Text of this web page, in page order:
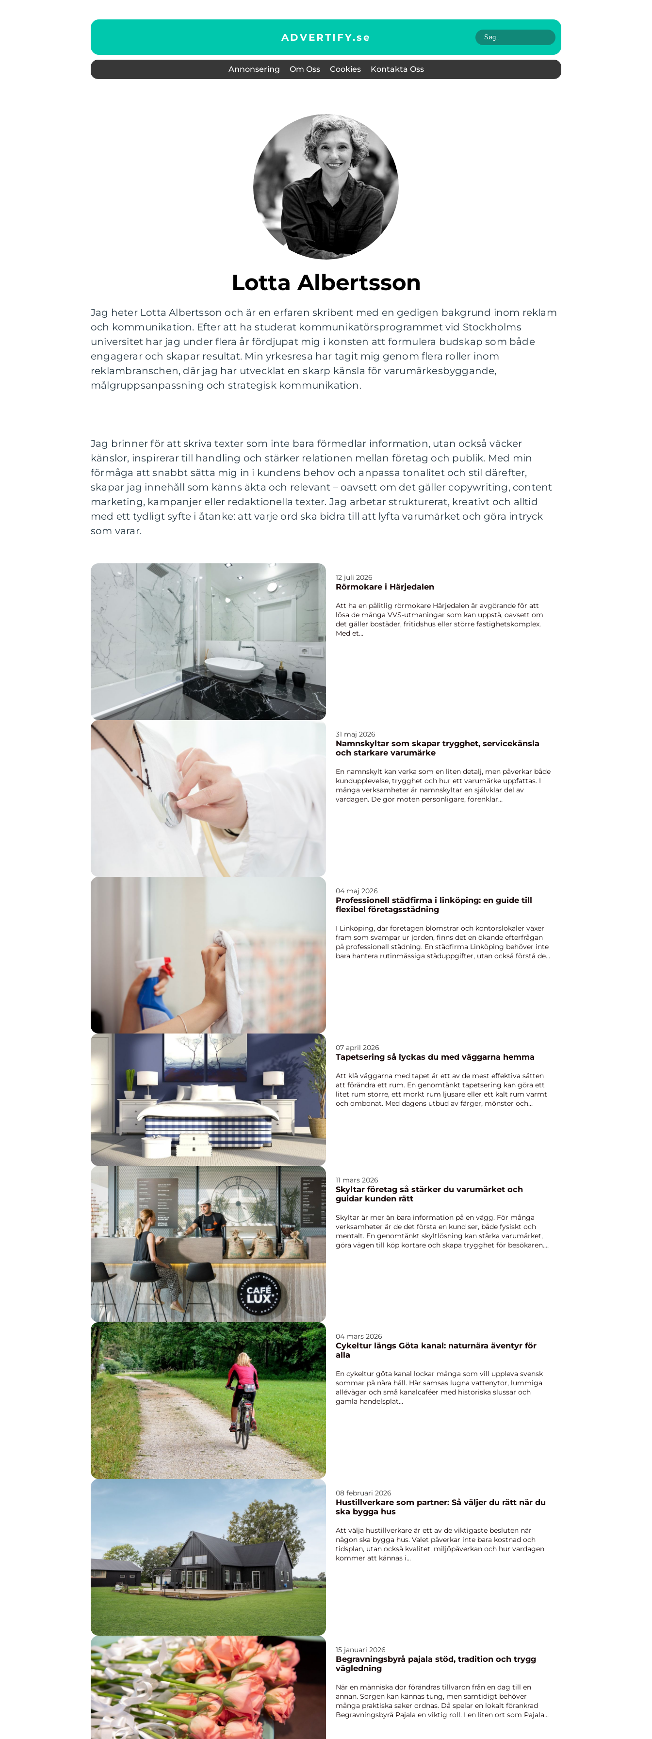
ADVERTIFY.se
Annonsering Om Oss Cookies Kontakta Oss
Lotta Albertsson
Jag heter Lotta Albertsson och är en erfaren skribent med en gedigen bakgrund inom reklam
och kommunikation. Efter att ha studerat kommunikatörsprogrammet vid Stockholms
universitet har jag under flera år fördjupat mig i konsten att formulera budskap som både
engagerar och skapar resultat. Min yrkesresa har tagit mig genom flera roller inom
reklambranschen, där jag har utvecklat en skarp känsla för varumärkesbyggande,
målgruppsanpassning och strategisk kommunikation.
Jag brinner för att skriva texter som inte bara förmedlar information, utan också väcker
känslor, inspirerar till handling och stärker relationen mellan företag och publik. Med min
förmåga att snabbt sätta mig in i kundens behov och anpassa tonalitet och stil därefter,
skapar jag innehåll som känns äkta och relevant – oavsett om det gäller copywriting, content
marketing, kampanjer eller redaktionella texter. Jag arbetar strukturerat, kreativt och alltid
med ett tydligt syfte i åtanke: att varje ord ska bidra till att lyfta varumärket och göra intryck
som varar.
12 juli 2026
Rörmokare i Härjedalen
Att ha en pålitlig rörmokare Härjedalen är avgörande för att
lösa de många VVS-utmaningar som kan uppstå, oavsett om
det gäller bostäder, fritidshus eller större fastighetskomplex.
Med et...
31 maj 2026
Namnskyltar som skapar trygghet, servicekänsla
och starkare varumärke
En namnskylt kan verka som en liten detalj, men påverkar både
kundupplevelse, trygghet och hur ett varumärke uppfattas. I
många verksamheter är namnskyltar en självklar del av
vardagen. De gör möten personligare, förenklar
04 maj 2026
Professionell städfirma i linköping: en guide till
flexibel företagsstädning
I Linköping, där företagen blomstrar och kontorslokaler växer
fram som svampar ur jorden, finns det en ökande efterfrågan
på professionell städning. En städfirma Linköping behöver inte
bara hantera rutinmässiga städuppgifter, utan också förstå de
07 april 2026
Tapetsering så lyckas du med väggarna hemma
Att klä väggarna med tapet är ett av de mest effektiva sätten
att förändra ett rum. En genomtänkt tapetsering kan göra ett
litet rum större, ett mörkt rum ljusare eller ett kalt rum varmt
och ombonat. Med dagens utbud av färger, mönster och
11 mars 2026
Skyltar företag så stärker du varumärket och
guidar kunden rätt
Skyltar är mer än bara information på en vägg. För många
verksamheter är de det första en kund ser, både fysiskt och
mentalt. En genomtänkt skyltlösning kan stärka varumärket,
göra vägen till köp kortare och skapa trygghet för besökaren.
04 mars 2026
Cykeltur längs Göta kanal: naturnära äventyr för
alla
En cykeltur göta kanal lockar många som vill uppleva svensk
sommar på nära håll. Här samsas lugna vattenytor, lummiga
allévägar och små kanalcaféer med historiska slussar och
gamla handelsplat...
08 februari 2026
Hustillverkare som partner: Så väljer du rätt när du
ska bygga hus
Att välja hustillverkare är ett av de viktigaste besluten när
någon ska bygga hus. Valet påverkar inte bara kostnad och
tidsplan, utan också kvalitet, miljöpåverkan och hur vardagen
kommer att kännas i...
15 januari 2026
Begravningsbyrå pajala stöd, tradition och trygg
vägledning
När en människa dör förändras tillvaron från en dag till en
annan. Sorgen kan kännas tung, men samtidigt behöver
många praktiska saker ordnas. Då spelar en lokalt förankrad
Begravningsbyrå Pajala en viktig roll. I en liten ort som Pajala